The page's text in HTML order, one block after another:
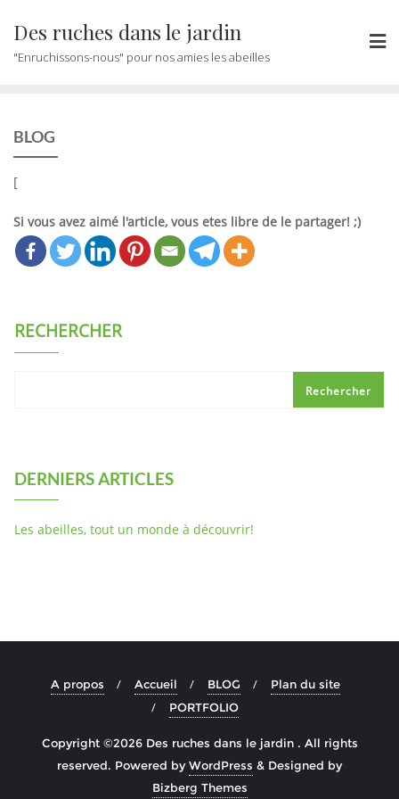
Des ruches dans le jardin
"Enruchissons-nous" pour nos amies les abeilles
BLOG
[
Si vous avez aimé l'article, vous etes libre de le partager! ;)
RECHERCHER
Rechercher
DERNIERS ARTICLES
Les abeilles, tout un monde à découvrir!
A propos Accueil BLOG
Plan du site
PORTFOLIO
Copyright ©2026 Des ruches dans le jardin . All rights
reserved. Powered byWordPress & Designed by
Bizberg Themes